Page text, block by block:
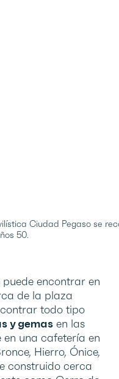
Ciudad Pegaso se
50.
encontrar en
de la plaza
todo tipo
y gemas en las
en una cafetería en
Hierro, Ónice,
construido cerca